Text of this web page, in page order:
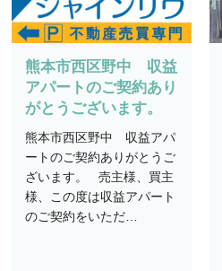
熊本市西区野中 収益
アパートのご契約あり
がとうございます。
熊本市西区野中 収益アパ
ートのご契約ありがとうご
ざいます。 売主様、買主
様、この度は収益アパート
のご契約をいただ…